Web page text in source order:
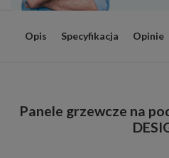
Opis Specyfikacja Opinie
Panele grzewcze na